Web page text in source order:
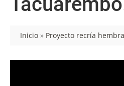
Inicio » Proyecto recría